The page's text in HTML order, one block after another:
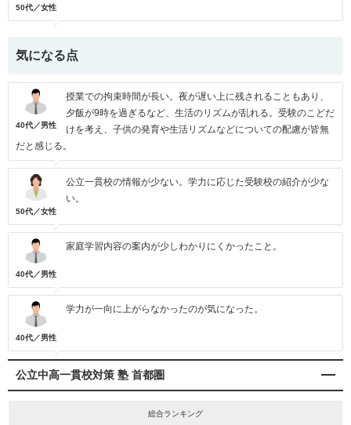
50代／女性
気になる点
40代／男性
授業での拘束時間が長い。夜が遅い上に残されることもあり、
夕飯が9時を過ぎるなど、生活のリズムが乱れる。受験のこどだ
けを考え、子供の発育や生活リズムなどについての配慮が皆無
だと感じる。
50代／女性
公立一貫校の情報が少ない。学力に応じた受験校の紹介が少な
い。
40代／男性
家庭学習内容の案内が少しわかりにくかったこと。
40代／男性
学力が一向に上がらなかったのが気になった。
公立中高一貫校対策 塾 首都圏
総合ランキング